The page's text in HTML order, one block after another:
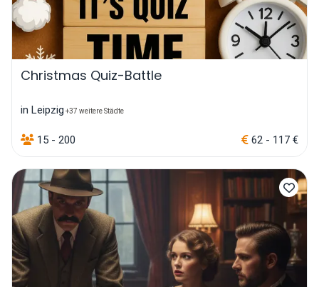
Christmas Quiz-Battle
in Leipzig +37 weitere Städte
15 - 200 62 - 117 €